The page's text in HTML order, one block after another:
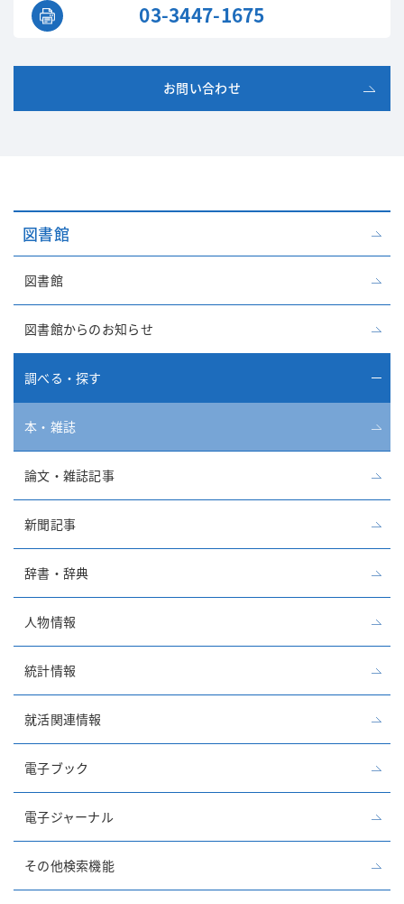
03-3447-1675
お問い合わせ
図書館
図書館
図書館からのお知らせ
調べる・探す
本・雑誌
論文・雑誌記事
新聞記事
辞書・辞典
人物情報
統計情報
就活関連情報
電子ブック
電子ジャーナル
その他検索機能